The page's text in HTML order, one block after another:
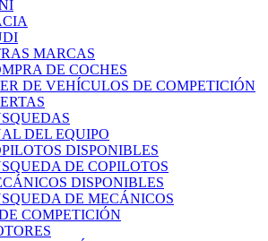
MARCAS
DE COCHES
DE VEHÍCULOS DE COMPETICIÓN
DEL EQUIPO
DISPONIBLES
DE COPILOTOS
DISPONIBLES
DE MECÁNICOS
COMPETICIÓN